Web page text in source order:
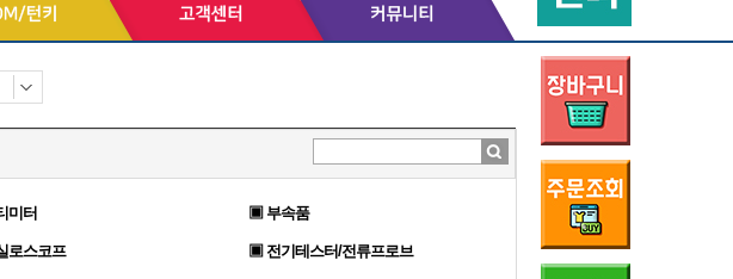
미터 ▣ 부속품
로스코프 ▣ 전기테스터/전류프로브